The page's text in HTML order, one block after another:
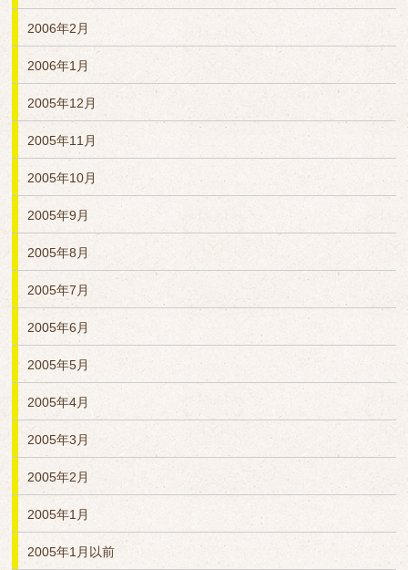
2006年2月
2006年1月
2005年12月
2005年11月
2005年10月
2005年9月
2005年8月
2005年7月
2005年6月
2005年5月
2005年4月
2005年3月
2005年2月
2005年1月
2005年1月以前